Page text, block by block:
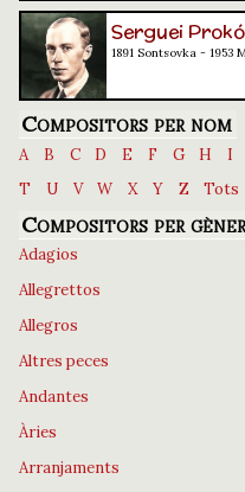
Serguei
1891 Sontsovka - 1953
Compositors per nom
A B C D E F G H I
T
U V W X Y Z Tots
Compositors per
Adagios
Allegrettos
Allegros
Altres peces
Andantes
Àries
Arranjaments